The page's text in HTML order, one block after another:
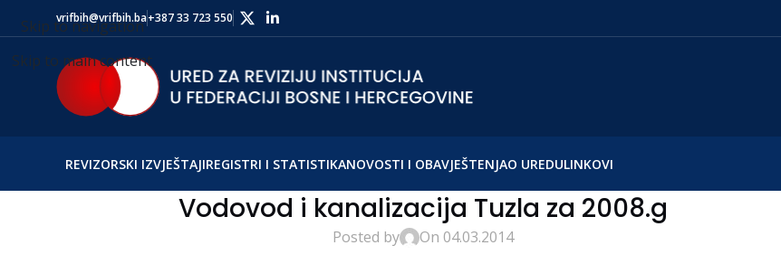
Skip to navigation
Skip to main content
vrifbih@vrifbih.ba+387 33 723 550
REVIZORSKI IZVJEŠTAJIREGISTRI I STATISTIKANOVOSTI I OBAVJEŠTENJAO UREDULINKOVI
Vodovod i kanalizacija Tuzla za 2008.g
Posted by On 04.03.2014